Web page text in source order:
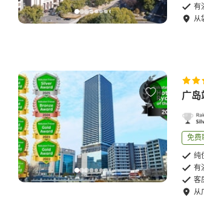
有
从
广岛
免费
纯
有
客
从